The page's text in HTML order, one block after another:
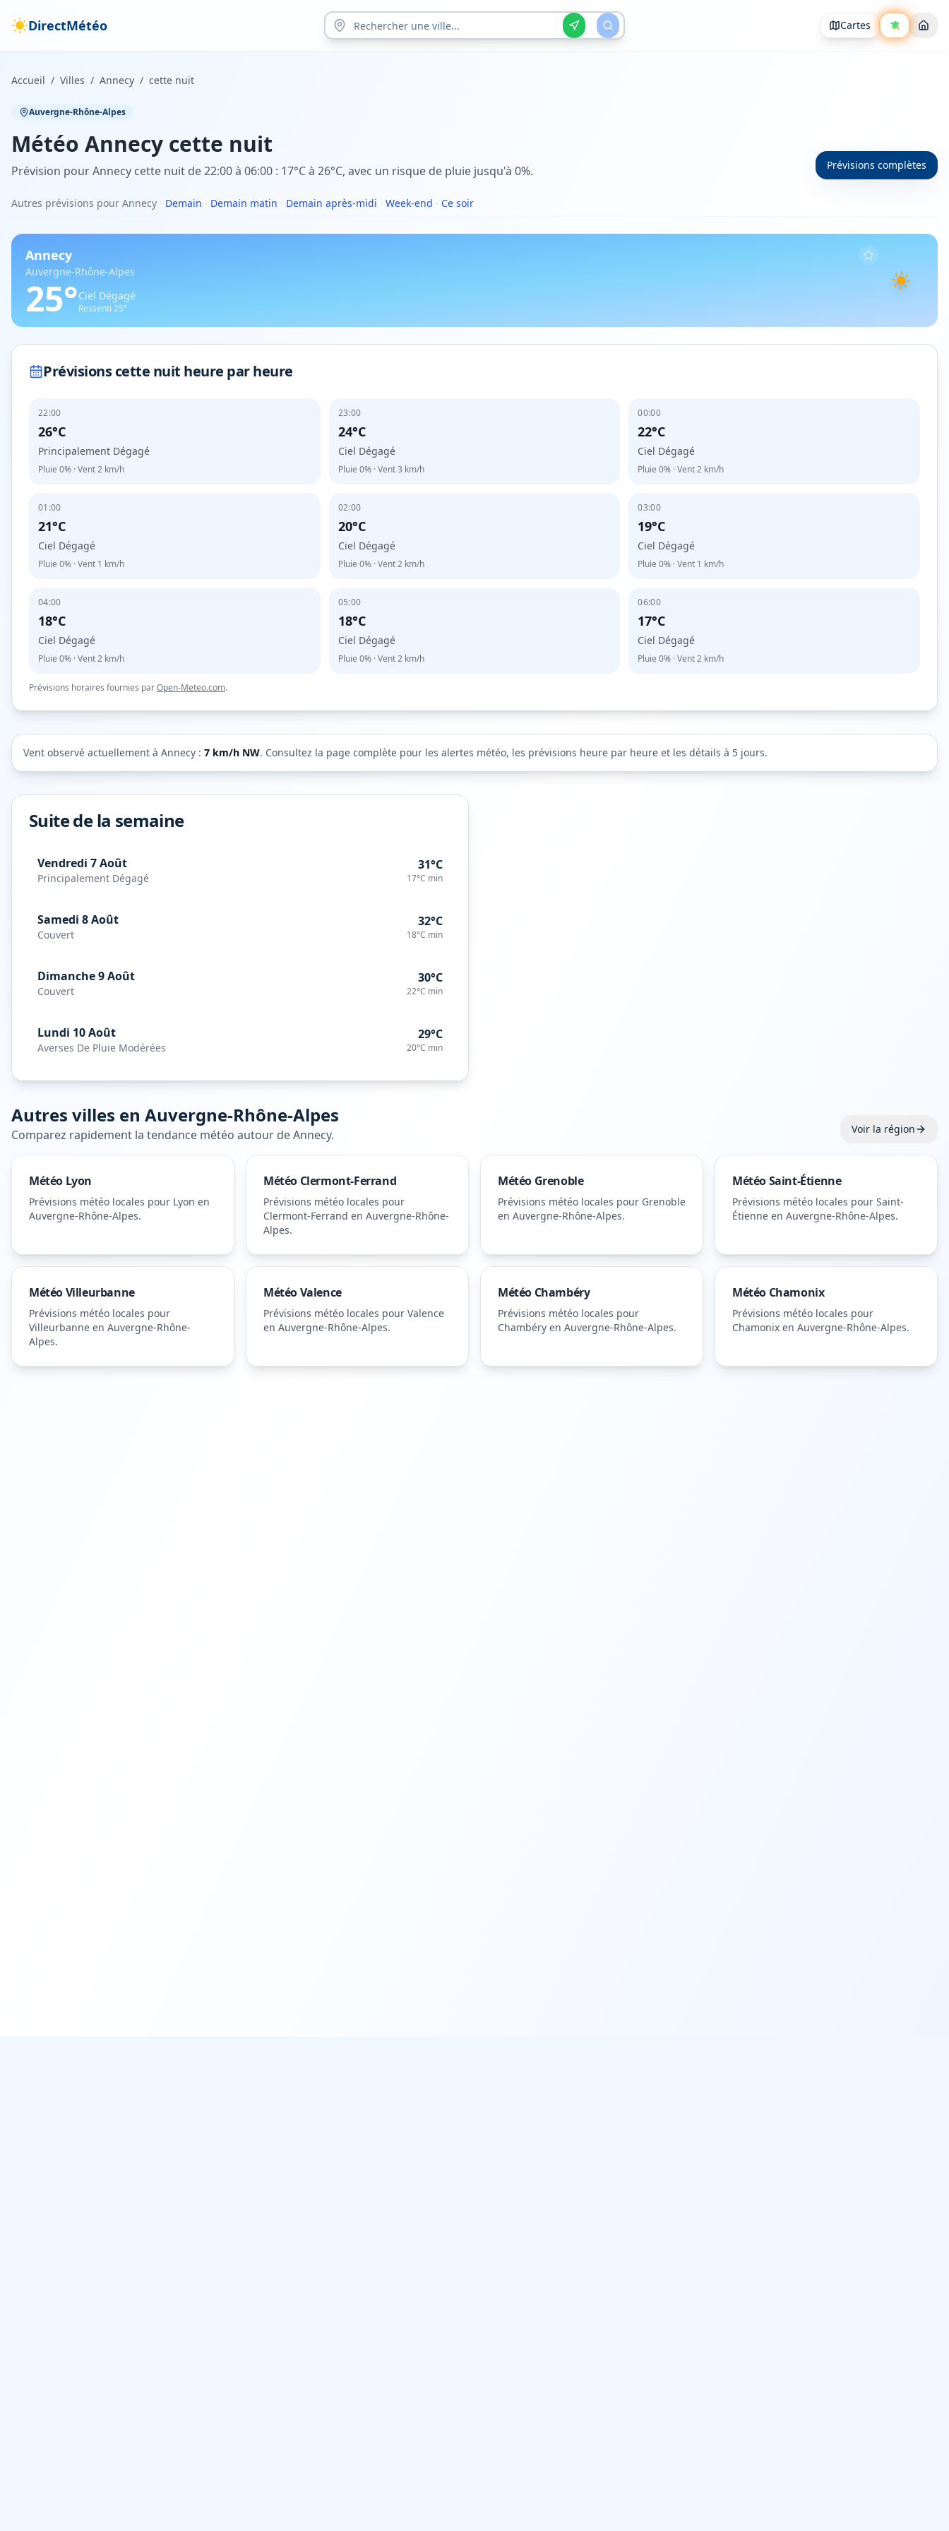
DirectMétéo Cartes
Accueil / Villes / Annecy / cette nuit
Auvergne-Rhône-Alpes
Météo Annecy cette nuit
Prévision pour Annecy cette nuit de 22:00 à 06:00 : 17°C à 26°C, avec un risque de pluie jusqu'à 0%. Prévisions complètes
Autres prévisions pour Annecy · Demain · Demain matin · Demain après-midi · Week-end · Ce soir
Annecy
Auvergne-Rhône-Alpes
25°Ciel Dégagé
Ressenti 25°
Prévisions cette nuit heure par heure
22:00
26°C
Principalement Dégagé
Pluie 0% · Vent2 km/h
23:00
24°C
Ciel Dégagé
Pluie 0%· Vent3 km/h
00:00
22°C
Ciel Dégagé
Pluie0% · Vent2 km/h
01:00
21°C
Ciel Dégagé
Pluie 0% · Vent 1 km/h
02:00
20°C
Ciel Dégagé
Pluie 0%· Vent2km/h
03:00
19°C
Ciel Dégagé
Pluie0% · Vent 1 km/h
04:00
18°C
Ciel Dégagé
Pluie 0% · Vent2 km/h
05:00
18°C
Ciel Dégagé
Pluie 0%· Vent2km/h
06:00
17°C
Ciel Dégagé
Pluie0% · Vent2 km/h
Prévisions horaires fournies parOpen-Meteo.com.
Vent observé actuellement à Annecy : 7 km/h NW. Consultez la page complète pour les alertes météo, les prévisions heure par heure et les détails à 5 jours.
Suite de la semaine
Vendredi 7 Août
Principalement Dégagé
31°C
17°C min
Samedi 8 Août
Couvert
32°C
18°C min
Dimanche 9 Août
Couvert
30°C
22°C min
Lundi 10 Août
Averses De Pluie Modérées
29°C
20°C min
Autres villes en Auvergne-Rhône-Alpes
Comparez rapidement la tendance météo autour deAnnecy. Voir la région
Météo Lyon
Prévisions météo locales pour Lyon en
Auvergne-Rhône-Alpes.
Météo Clermont-Ferrand
Prévisions météo locales pour
Clermont-Ferrand en Auvergne-Rhône-
Alpes.
Météo Grenoble
Prévisions météo locales pour Grenoble
en Auvergne-Rhône-Alpes.
MétéoSaint-Étienne
Prévisions météo locales pour Saint-
Étienne en Auvergne-Rhône-Alpes.
MétéoVilleurbanne
Prévisions météo locales pour
Villeurbanne en Auvergne-Rhône-
Alpes.
MétéoValence
Prévisions météo locales pour Valence
en Auvergne-Rhône-Alpes.
Météo Chambéry
Prévisions météo locales pour
Chambéry en Auvergne-Rhône-Alpes.
Météo Chamonix
Prévisions météo locales pour
Chamonix en Auvergne-Rhône-Alpes.